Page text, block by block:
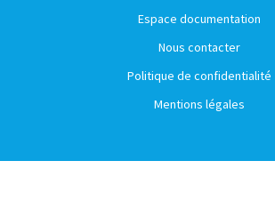
Espace documentation
Nous contacter
Politique de confidentialité
Mentions légales